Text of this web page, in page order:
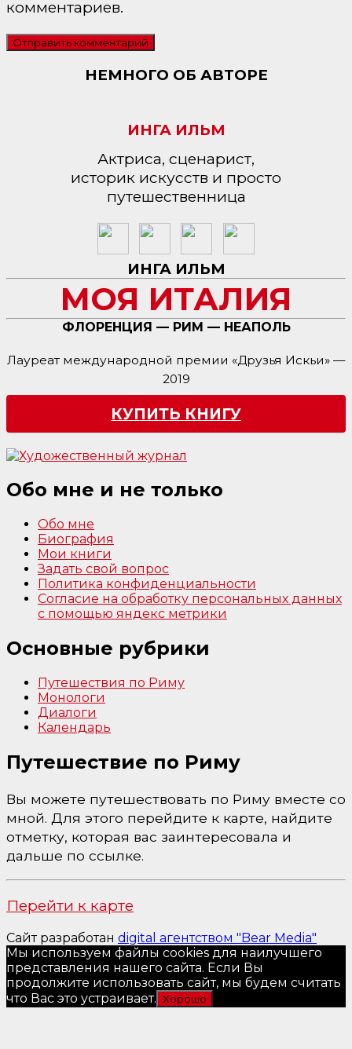
комментариев.
НЕМНОГО ОБ АВТОРЕ
ИНГА ИЛЬМ
Актриса, сценарист,
историк искусств и просто
путешественница
ИНГА ИЛЬМ
МОЯ ИТАЛИЯ
ФЛОРЕНЦИЯ — РИМ — НЕАПОЛЬ
Лауреат международной премии «Друзья Искьи» —
2019
КУПИТЬ КНИГУ
Обо мне и не только
Обо мне
Биография
Мои книги
Задать свой вопрос
Политика конфиденциальности
Согласие на обработку персональных данных
с помощью яндекс метрики
Основные рубрики
Путешествия по Риму
Монологи
Диалоги
Календарь
Путешествие по Риму
Вы можете путешествовать по Риму вместе со
мной. Для этого перейдите к карте, найдите
отметку, которая вас заинтересовала и
дальше по ссылке.
Перейти к карте
Сайт разработан digital агентством "Bear Media"
Мы используем файлы cookies для наилучшего
представления нашего сайта. Если Вы
продолжите использовать сайт, мы будем считать
что Вас это устраивает. Хорошо